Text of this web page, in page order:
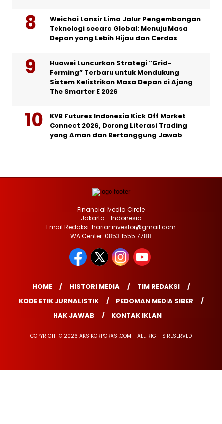
Weichai Lansir Lima Jalur Pengembangan
Teknologi secara Global: Menuju Masa
Depan yang Lebih Hijau dan Cerdas
Huawei Luncurkan Strategi “Grid-
Forming” Terbaru untuk Mendukung
Sistem Kelistrikan Masa Depan di Ajang
The Smarter E 2026
KVB Futures Indonesia Kick Off Market
Connect 2026, Dorong Literasi Trading
yang Aman dan Bertanggung Jawab
Financial Media Circle
Jakarta - Indonesia
Email Redaksi: harianinvestor@gmail.com
WA Center: 0853 1555 7788
HOME HISTORI MEDIA
TIM REDAKSI
KODE ETIK JURNALISTIK
PEDOMAN MEDIA SIBER
HAK JAWAB
KONTAK IKLAN
COPYRIGHT © 2026 AKSIKORPORASI.COM - ALL RIGHTS RESERVED